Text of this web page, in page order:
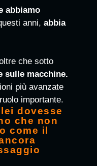
abbiamo
anni, abbia
che sotto
sulle macchine.
più avanzate
importante.
dovesse
che non
come il